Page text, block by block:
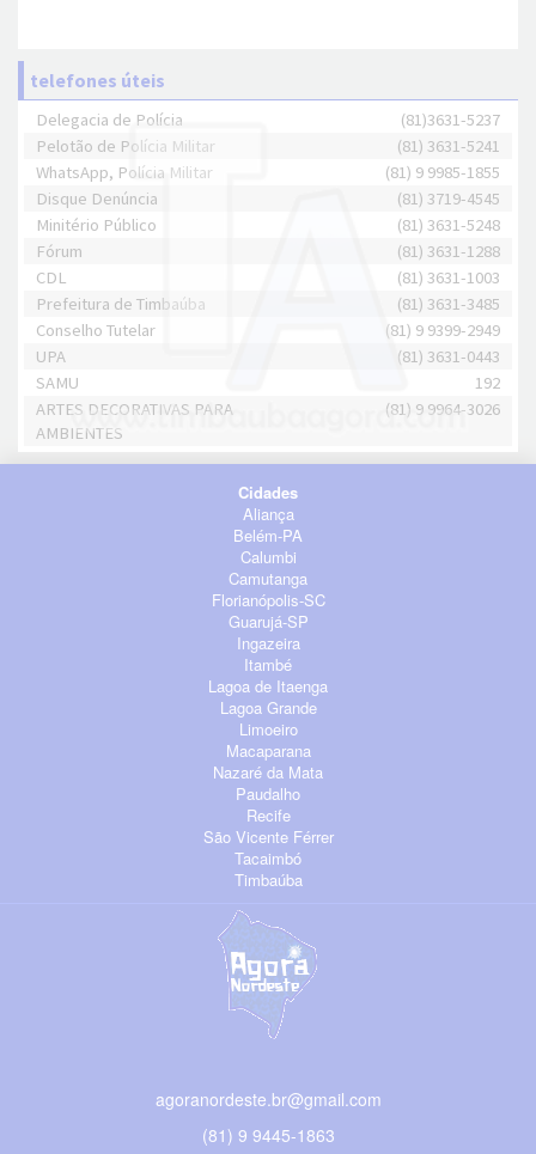
telefones úteis
Delegacia de Polícia
(81)3631-5237
Pelotão de Polícia Militar
(81) 3631-5241
WhatsApp, Polícia Militar
(81) 9 9985-1855
Disque Denúncia
(81) 3719-4545
Minitério Público
(81) 3631-5248
Fórum
(81) 3631-1288
CDL
(81) 3631-1003
Prefeitura de Timbaúba
(81) 3631-3485
Conselho Tutelar
(81) 9 9399-2949
UPA
(81) 3631-0443
SAMU
192
ARTES DECORATIVAS PARA
AMBIENTES
(81) 9 9964-3026
Cidades
Aliança
Belém-PA
Calumbi
Camutanga
Florianópolis-SC
Guarujá-SP
Ingazeira
Itambé
Lagoa de Itaenga
Lagoa Grande
Limoeiro
Macaparana
Nazaré da Mata
Paudalho
Recife
São Vicente Férrer
Tacaimbó
Timbaúba
agoranordeste.br@gmail.com
(81) 9 9445-1863